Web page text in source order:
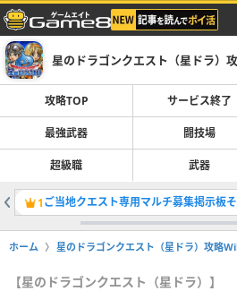
星のドラゴンクエスト（星ドラ）
攻略TOP サービス終了
最強武器 闘技場
超級職 武器
1ご当地クエスト専用マルチ募集掲示板
ホーム 星のドラゴンクエスト（星ドラ）攻略
【星のドラゴンクエスト（星ドラ）】